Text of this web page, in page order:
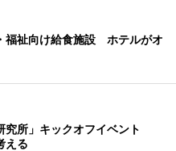
福祉向け給食施設 ホテルがオ
究所」キックオフイベント
える